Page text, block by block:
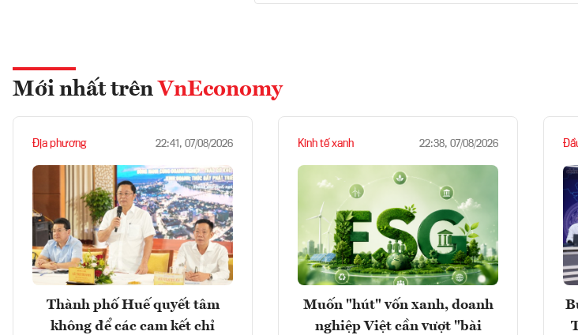
Mới nhất trên VnEconomy
Địa phương 22:41, 07/08/2026
Thành phố Huế quyết tâm
không để các cam kết chỉ
Kinh tế xanh 22:38, 07/08/2026
Muốn "hút" vốn xanh, doanh
nghiệp Việt cần vượt "bài